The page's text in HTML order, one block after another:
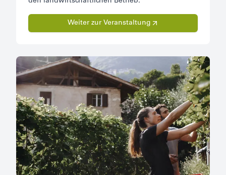
Weiter zur Veranstaltung